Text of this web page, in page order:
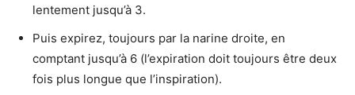
lentement jusqu’à 3.
Puis expirez, toujours par la narine droite, en
comptant jusqu’à 6 (l’expiration doit toujours être deux
fois plus longue que l’inspiration).